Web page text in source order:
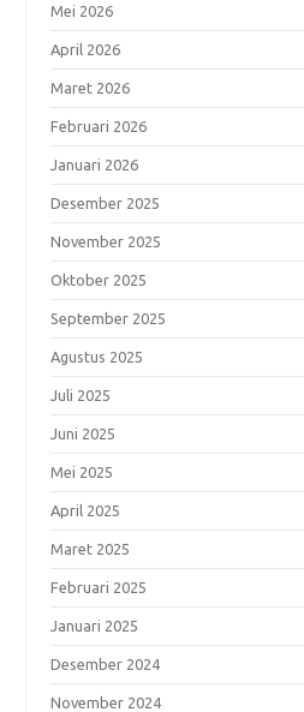
Mei 2026
April 2026
Maret 2026
Februari 2026
Januari 2026
Desember 2025
November 2025
Oktober 2025
September 2025
Agustus 2025
Juli 2025
Juni 2025
Mei 2025
April 2025
Maret 2025
Februari 2025
Januari 2025
Desember 2024
November 2024